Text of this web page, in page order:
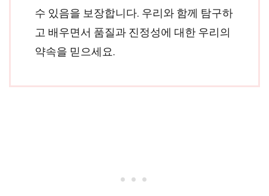
수 있음을 보장합니다. 우리와 함께 탐구하
고 배우면서 품질과 진정성에 대한 우리의
약속을 믿으세요.